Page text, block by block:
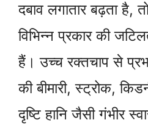
दबाव लगातार बढ़ता है,
विभिन्न प्रकार की
हैं। उच्च रक्तचाप से
की बीमारी, स्ट्रोक,
दृष्टि हानि जैसी गंभीर